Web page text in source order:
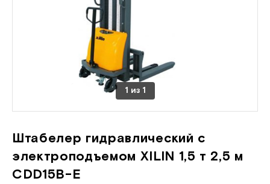
1 из 1
Штабелер гидравлический с
электроподъемом XILIN 1,5 т 2,5 м
CDD15B-E